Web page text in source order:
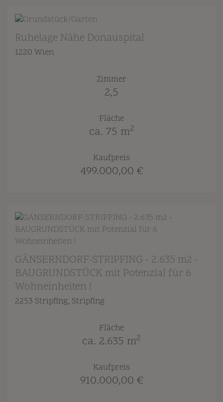
Ruhelage Nähe Donauspital
1220 Wien
Zimmer
2,5
Fläche
ca. 75 m2
Kaufpreis
499.000,00 €
GÄNSERNDORF-STRIPFING - 2.635 m2 -
BAUGRUNDSTÜCK mit Potenzial für 6
Wohneinheiten !
2253 Stripfing, Stripfing
Fläche
ca. 2.635 m2
Kaufpreis
910.000,00 €